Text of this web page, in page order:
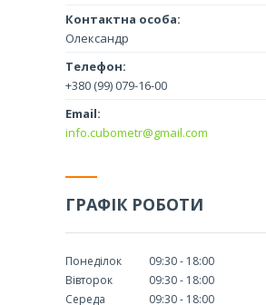
Олександр
+380 (99) 079-16-00
info.cubometr@gmail.com
ГРАФІК РОБОТИ
Понеділок 09:30
18:00
Вівторок
09:30
18:00
Середа
09:30
18:00